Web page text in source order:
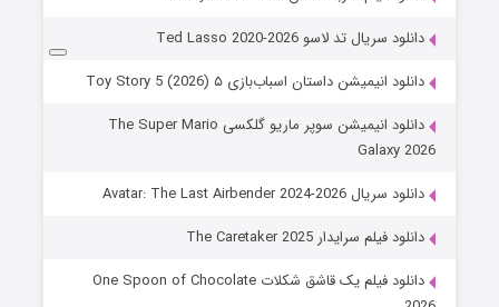
دانلود سریال تد لاسو Ted Lasso 2020-2026
دانلود انیمیشن داستان اسباب‌بازی ۵ Toy Story 5 (2026)
دانلود انیمیشن سوپر ماریو گلکسی The Super Mario
Galaxy 2026
دانلود سریال Avatar: The Last Airbender 2024-2026
دانلود فیلم سرایدار The Caretaker 2025
دانلود فیلم یک قاشق شکلات One Spoon of Chocolate